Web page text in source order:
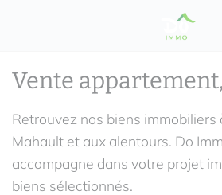
Vente
Retrouvez nos biens immobiliers
Mahault et aux alentours. Do
accompagne dans votre projet
biens sélectionnés.